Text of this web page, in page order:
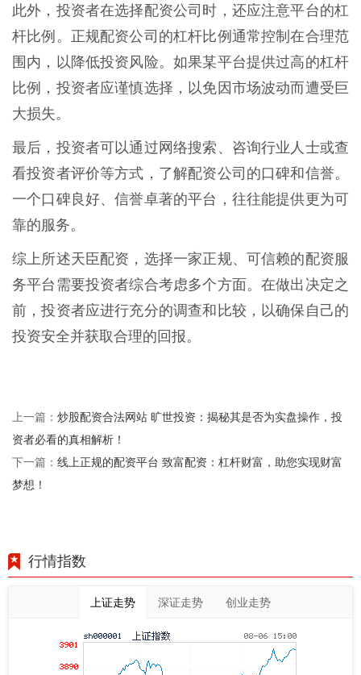
此外，投资者在选择配资公司时，还应注意平台的杠
杆比例。正规配资公司的杠杆比例通常控制在合理范
围内，以降低投资风险。如果某平台提供过高的杠杆
比例，投资者应谨慎选择，以免因市场波动而遭受巨
大损失。
最后，投资者可以通过网络搜索、咨询行业人士或查
看投资者评价等方式，了解配资公司的口碑和信誉。
一个口碑良好、信誉卓著的平台，往往能提供更为可
靠的服务。
综上所述天臣配资，选择一家正规、可信赖的配资服
务平台需要投资者综合考虑多个方面。在做出决定之
前，投资者应进行充分的调查和比较，以确保自己的
投资安全并获取合理的回报。
上一篇： 炒股配资合法网站 旷世投资：揭秘其是否为实盘操作，投
资者必看的真相解析！
下一篇： 线上正规的配资平台 致富配资：杠杆财富，助您实现财富
梦想！
行情指数
上证走势 深证走势 创业走势